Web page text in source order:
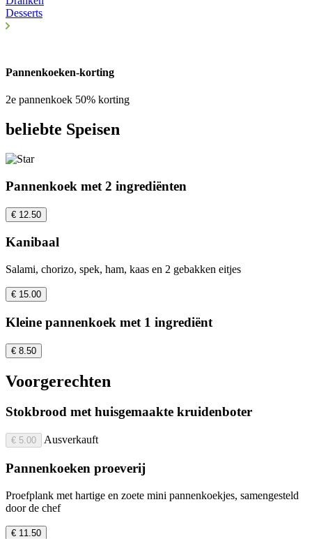
Desserts
Pannenkoeken-korting
2e pannenkoek 50% korting
beliebte Speisen
Pannenkoek met 2 ingrediënten
€ 12.50
Kanibaal
Salami, chorizo, spek, ham, kaas en 2 gebakken eitjes
€ 15.00
Kleine pannenkoek met 1 ingrediënt
€ 8.50
Voorgerechten
Stokbrood met huisgemaakte kruidenboter
€ 5.00 Ausverkauft
Pannenkoeken proeverij
Proefplank met hartige en zoete mini pannenkoekjes, samengesteld
door de chef
€ 11.50